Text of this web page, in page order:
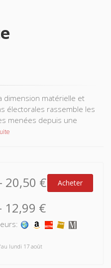
dimension matérielle et
électorales rassemble les
menées depuis une
20,50 € Acheter
12,99 €
lundi 17 août